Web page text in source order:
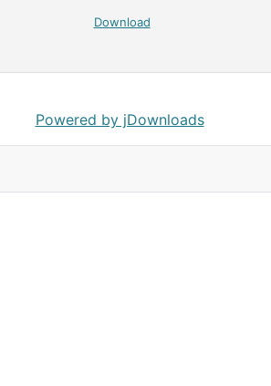
Download
Powered by jDownloads